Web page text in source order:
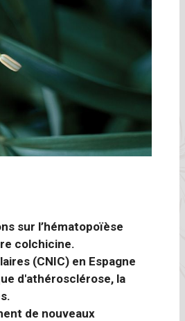
sur l’hématopoïèse
colchicine.
(CNIC) en Espagne
d'athérosclérose, la
de nouveaux